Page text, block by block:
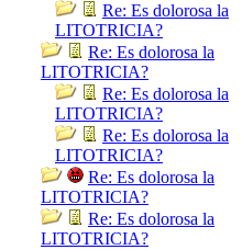
Re: Es dolorosa la
LITOTRICIA?
Re: Es dolorosa la
LITOTRICIA?
Re: Es dolorosa la
LITOTRICIA?
Re: Es dolorosa la
LITOTRICIA?
Re: Es dolorosa la
LITOTRICIA?
Re: Es dolorosa la
LITOTRICIA?